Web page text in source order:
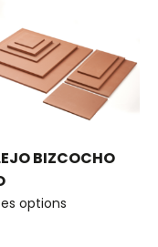
BIZCOCHO
options